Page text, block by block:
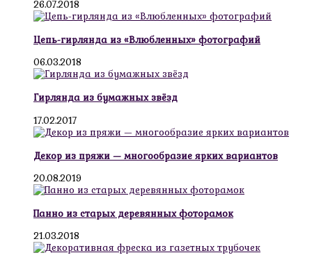
26.07.2018
Цепь-гирлянда из «Влюбленных» фотографий
06.03.2018
Гирлянда из бумажных звёзд
17.02.2017
Декор из пряжи — многообразие ярких вариантов
20.08.2019
Панно из старых деревянных фоторамок
21.03.2018